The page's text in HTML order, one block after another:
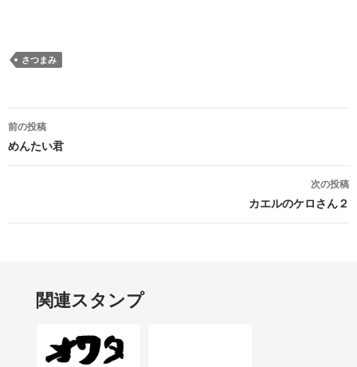
さつまみ
前の投稿
めんたい君
次の投稿
カエルのケロさん２
関連スタンプ